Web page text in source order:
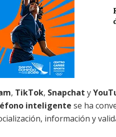
, TikTok, Snapchat y
inteligente se ha
información y